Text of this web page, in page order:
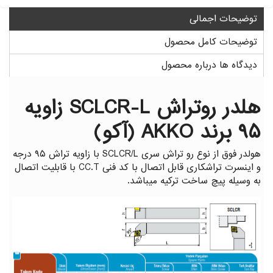
توضیحات اجمالی
توضیحات کامل محصول
دیدگاه ها درباره محصول
هلدر روتراش SCLCR-L زاویه
۹۵ برند AKKO (آکو)
هولدر فوق از نوع رو تراش سری SCLCR/L با زاویه تراش ۹۵ درجه
و اینسرت تراشکاری قابل اتصال با کد فنی CC.T با قابلیت اتصال
به وسیله پیچ ساخت ترکیه میباشد.